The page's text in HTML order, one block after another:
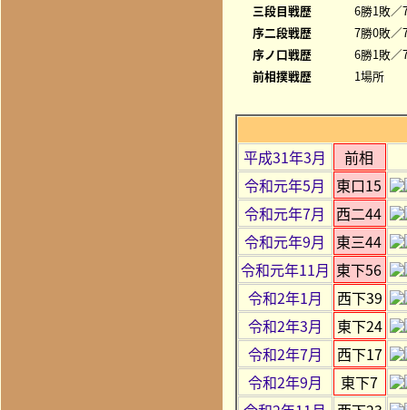
三段目戦歴
6勝1敗／
序二段戦歴
7勝0敗／
序ノ口戦歴
6勝1敗／
前相撲戦歴
1場所
平成31年3月
前相
令和元年5月
東口15
令和元年7月
西二44
令和元年9月
東三44
令和元年11月 東下56
令和2年1月
西下39
令和2年3月
東下24
令和2年7月
西下17
令和2年9月
東下7